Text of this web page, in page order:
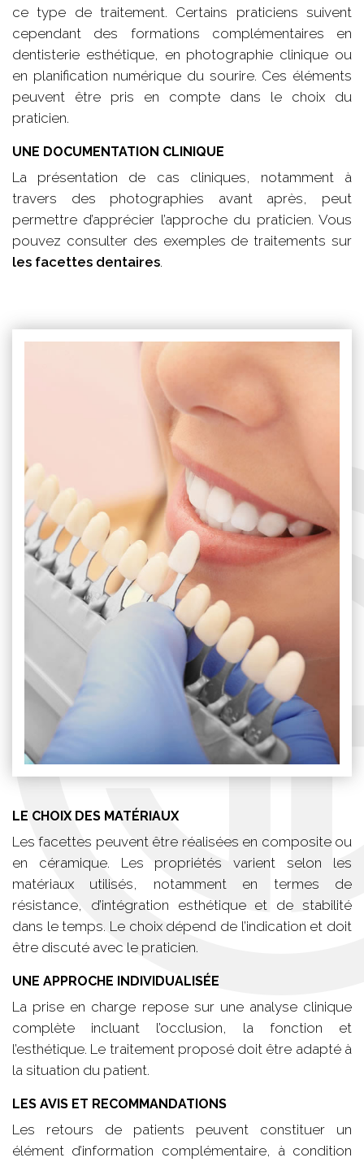
ce type de traitement. Certains praticiens suivent
cependant des formations complémentaires en
dentisterie esthétique, en photographie clinique ou
en planification numérique du sourire. Ces éléments
peuvent être pris en compte dans le choix du
praticien.
UNE DOCUMENTATION CLINIQUE
La présentation de cas cliniques, notamment à
travers des photographies avant après, peut
permettre d’apprécier l’approche du praticien. Vous
pouvez consulter des exemples de traitements sur
les facettes dentaires.
LE CHOIX DES MATÉRIAUX
Les facettes peuvent être réalisées en composite ou
en céramique. Les propriétés varient selon les
matériaux utilisés, notamment en termes de
résistance, d’intégration esthétique et de stabilité
dans le temps. Le choix dépend de l’indication et doit
être discuté avec le praticien.
UNE APPROCHE INDIVIDUALISÉE
La prise en charge repose sur une analyse clinique
complète incluant l’occlusion, la fonction et
l’esthétique. Le traitement proposé doit être adapté à
la situation du patient.
LES AVIS ET RECOMMANDATIONS
Les retours de patients peuvent constituer un
élément d’information complémentaire, à condition